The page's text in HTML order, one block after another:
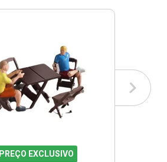
PREÇO EXCLUSIVO